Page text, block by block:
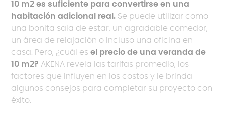
10 m2 es suficiente para convertirse en una
habitación adicional real. Se puede utilizar como
una bonita sala de estar, un agradable comedor,
un área de relajación o incluso una oficina en
casa. Pero, ¿cuál esel precio de una veranda de
10 m2? AKENA revela las tarifas promedio, los
factores que influyen en los costos y le brinda
algunos consejos para completar su proyecto con
éxito.